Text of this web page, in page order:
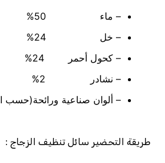
– ماء 50%
– خل 24%
– كحول أحمر 24%
– نشادر 2%
– ألوان صناعية ورائحة(حسب
طريقة التحضير سائل تنظيف الزجاج :